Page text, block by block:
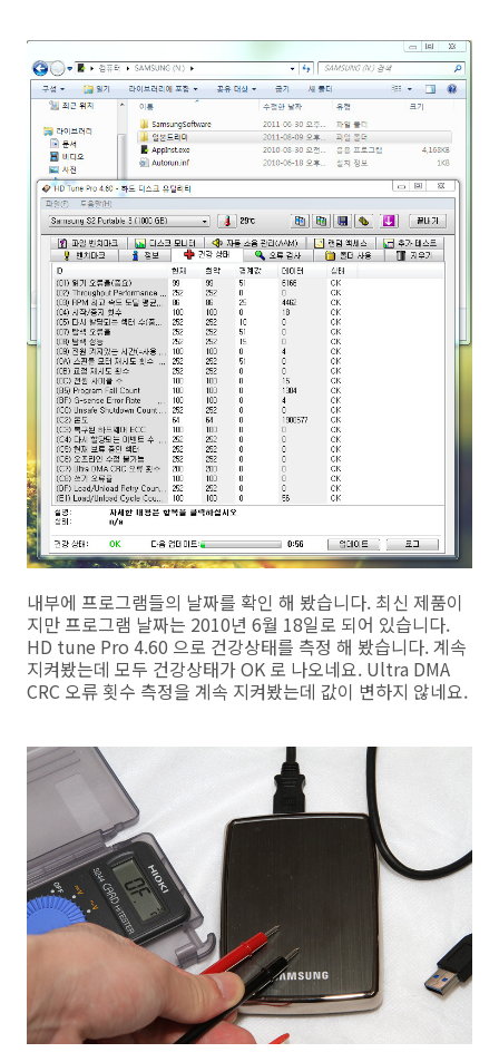
내부에 프로그램들의 날짜를 확인 해 봤습니다. 최신 제품이
지만 프로그램 날짜는 2010년 6월 18일로 되어 있습니다.
HD tune Pro 4.60 으로 건강상태를 측정 해 봤습니다. 계속
지켜봤는데 모두 건강상태가 OK 로 나오네요. Ultra DMA
CRC 오류 횟수 측정을 계속 지켜봤는데 값이 변하지 않네요.